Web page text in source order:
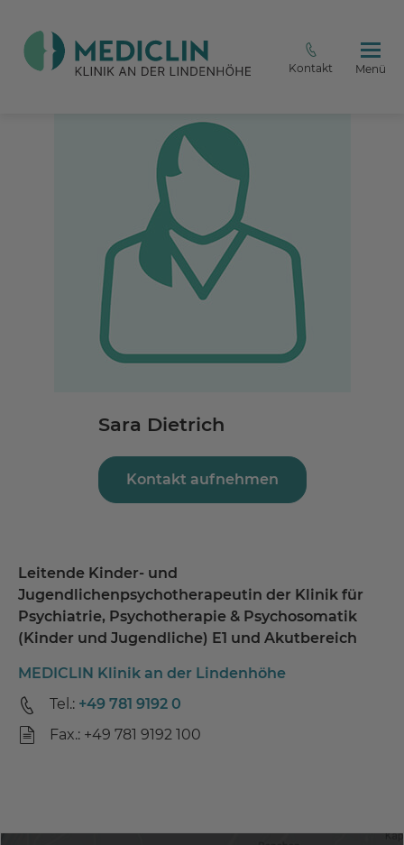
Kontakt Menü
Sara Dietrich
Kontakt aufnehmen
Leitende Kinder- und
Jugendlichenpsychotherapeutin der Klinik für
Psychiatrie, Psychotherapie & Psychosomatik
(Kinder und Jugendliche) E1 und Akutbereich
MEDICLIN Klinik an der Lindenhöhe
Tel.: +49 781 9192 0
Fax.: +49 781 9192 100